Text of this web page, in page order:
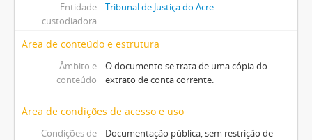
Entidade
custodiadora
Tribunal de Justiça do Acre
Área de conteúdo e estrutura
Âmbito e
conteúdo
O documento se trata de uma cópia do
extrato de conta corrente.
Área de condições de acesso e uso
Condições de
Documentação pública, sem restrição de